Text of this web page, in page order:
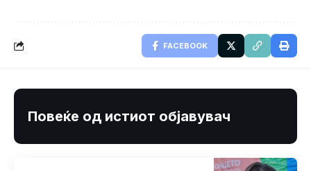
FACEBOOK
Повеќе од истиот објавувач